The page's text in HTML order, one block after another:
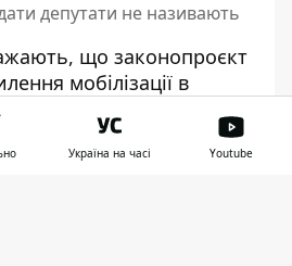
депутати не називають
що законопроєкт
мобілізації в
проголосований
України до кінця
на початку березня і
Україна на часі Youtube